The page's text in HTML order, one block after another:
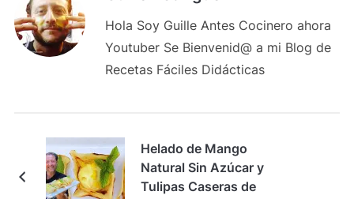
Hola Soy Guille Antes Cocinero ahora
Youtuber Se Bienvenid@ a mi Blog de
Recetas Fáciles Didácticas
Helado de Mango
Natural Sin Azúcar y
Tulipas Caseras de